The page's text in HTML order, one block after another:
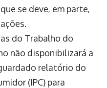
se deve, em parte,
do Trabalho do
não disponibilizará a
relatório do
(IPC) para